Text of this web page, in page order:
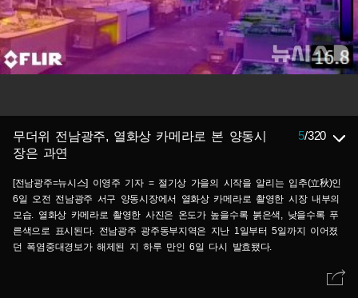
무더위 전남광주, 열화상 카메라로 본 양동시
장은 과연
5/320
[전남광주=뉴시스] 이영주 기자 = 절기상 가을의 시작을 알리는 입추(立秋)인
6일 오전 전남광주 서구 양동시장에서 열화상 카메라로 촬영한 시장 내부의
모습. 열화상 카메라로 촬영한 사진은 온도가 높을수록 붉은색, 낮을수록 푸
른색으로 표시된다. 전남광주 광주동부지역은 지난 1일부터 5일까지 이어졌
던 폭염중대경보가 해제된 지 하루 만인 6일 다시 발효됐다.